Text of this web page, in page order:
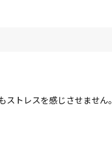
トレスを感じさせません。